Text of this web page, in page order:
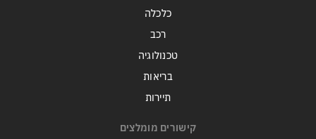
כלכלה
רכב
טכנולוגיה
בריאות
תיירות
קישורים מומלצים